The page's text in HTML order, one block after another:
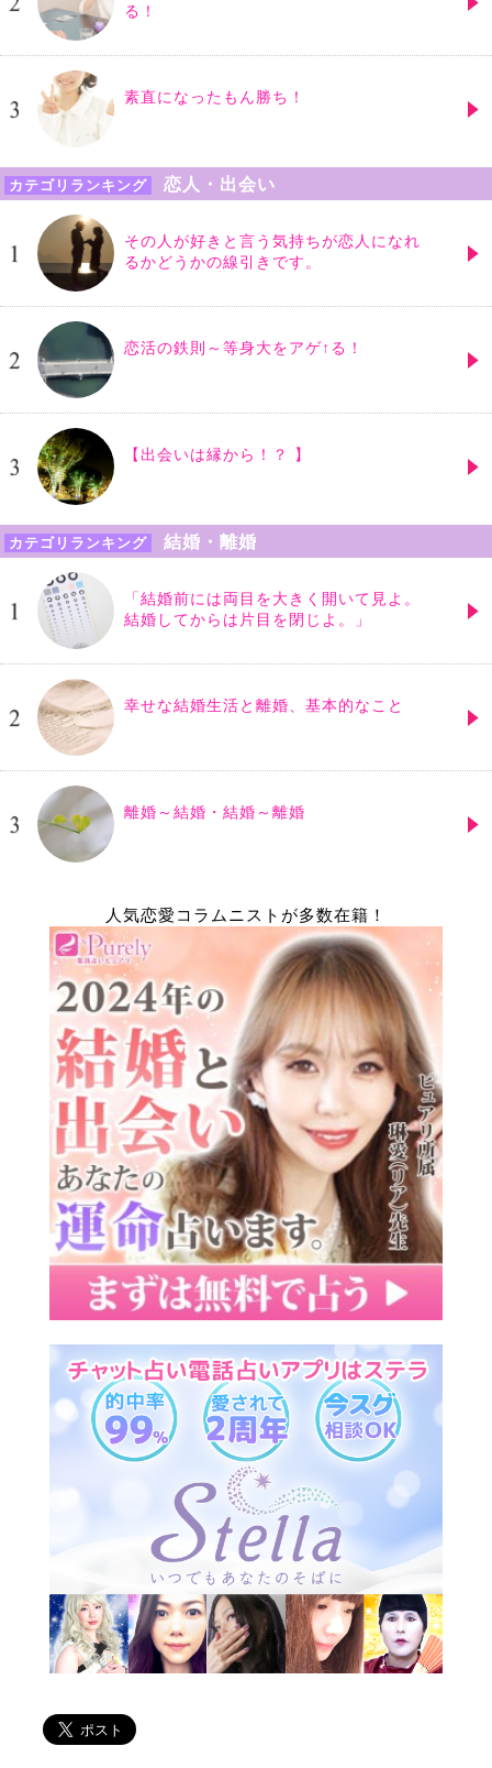
る！
素直になったもん勝ち！
カテゴリランキング 恋人・出会い
その人が好きと言う気持ちが恋人になれ
るかどうかの線引きです。
恋活の鉄則～等身大をアゲ↑る！
【出会いは縁から！？ 】
カテゴリランキング 結婚・離婚
「結婚前には両目を大きく開いて見よ。
結婚してからは片目を閉じよ。」
幸せな結婚生活と離婚、基本的なこと
離婚～結婚・結婚～離婚
人気恋愛コラムニストが多数在籍！